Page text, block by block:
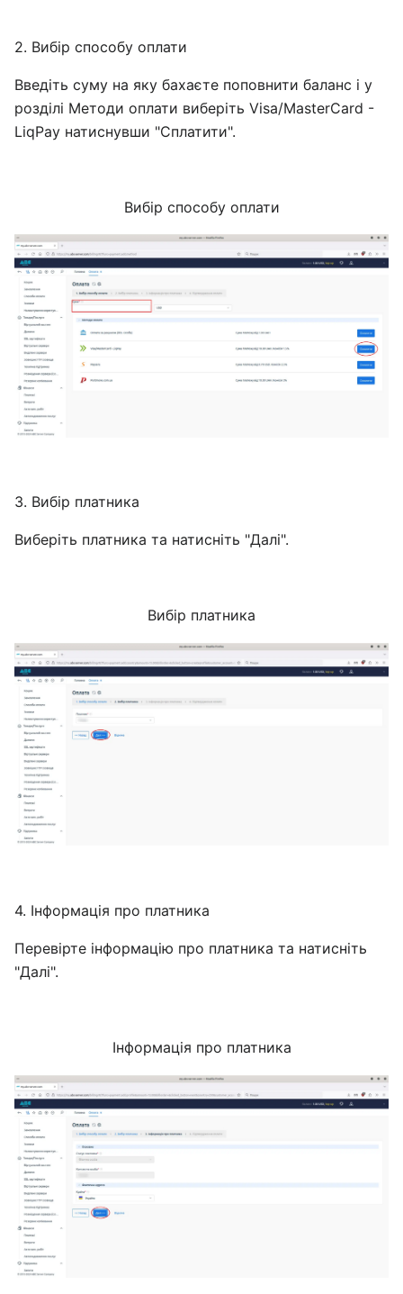
2. Вибір способу оплати
Введіть суму на яку бахаєте поповнити баланс і у
розділі Методи оплати виберіть Visa/MasterCard -
LiqPay натиснувши "Сплатити".
Вибір способу оплати
3. Вибір платника
Виберіть платника та натисніть "Далі".
Вибір платника
4. Інформація про платника
Перевірте інформацію про платника та натисніть
"Далі".
Інформація про платника